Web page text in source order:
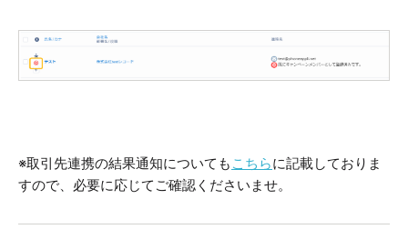
※取引先連携の結果通知についても こちらに記載しておりま
すので、必要に応じてご確認くださいませ。